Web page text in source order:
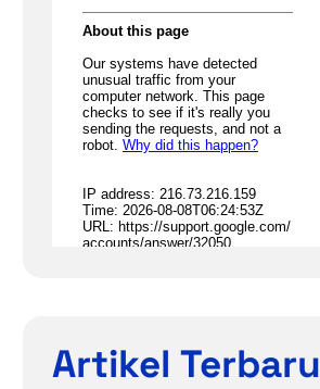
Artikel Terbaru